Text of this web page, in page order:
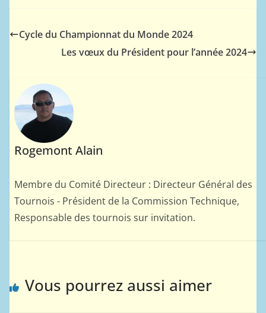
Cycle du Championnat du Monde 2024
Les vœux du Président pour l’année 2024
Rogemont Alain
Membre du Comité Directeur : Directeur Général des
Tournois - Président de la Commission Technique,
Responsable des tournois sur invitation.
Vous pourrez aussi aimer